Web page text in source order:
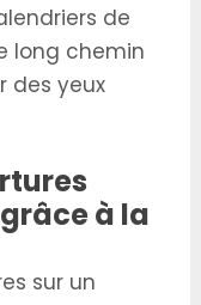
de
long chemin
des yeux
à la
sur un